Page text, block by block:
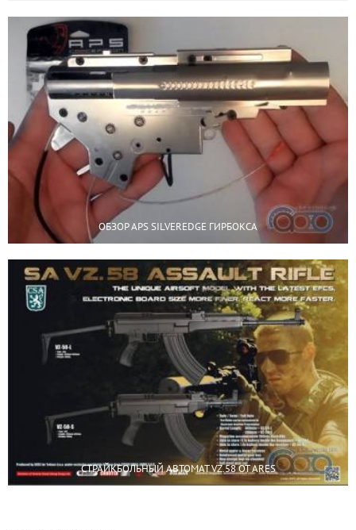
ОБЗОР APS SILVEREDGE ГИРБОКСА
СТРАЙКБОЛЬНЫЙ АВТОМАТ VZ.58 ОТ ARES